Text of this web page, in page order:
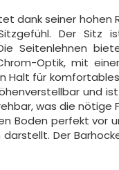
dank seiner hohen
Der Sitz
Seitenlehnen
Optik, mit
Halt für
und
was die
Boden perfekt vor
darstellt. Der